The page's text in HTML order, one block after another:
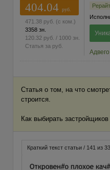
404.04
руб.
471.38 руб. (с ком.)
3358 зн.
120.32 руб. / 1000 зн.
Статья за руб.
Адвего
Статья о том, на что
строится.
Как выбирать
Краткий текст статьи / 141 из